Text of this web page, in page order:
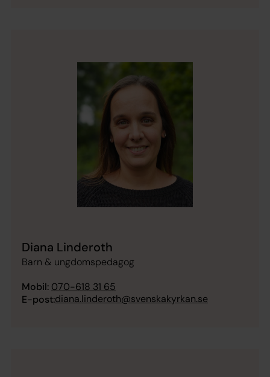
Diana Linderoth
Barn & ungdomspedagog
Mobil: 070-618 31 65
E-post:diana.linderoth@svenskakyrkan.se